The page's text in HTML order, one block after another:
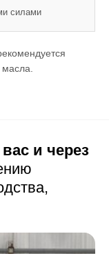
силами
и через